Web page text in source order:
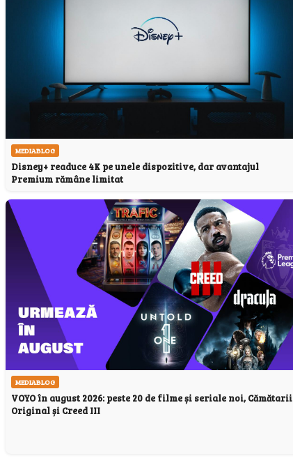
MEDIABLOG
Disney+ readuce 4K pe unele dispozitive, dar avantajul
Premium rămâne limitat
MEDIABLOG
VOYO în august 2026: peste 20 de filme și seriale noi, Cămătarii
Original și Creed III